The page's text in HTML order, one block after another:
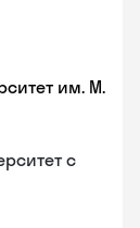
им. М.
с